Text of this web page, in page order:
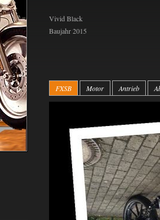
Vivid Black
Baujahr 2015
FXSB Motor Antrieb